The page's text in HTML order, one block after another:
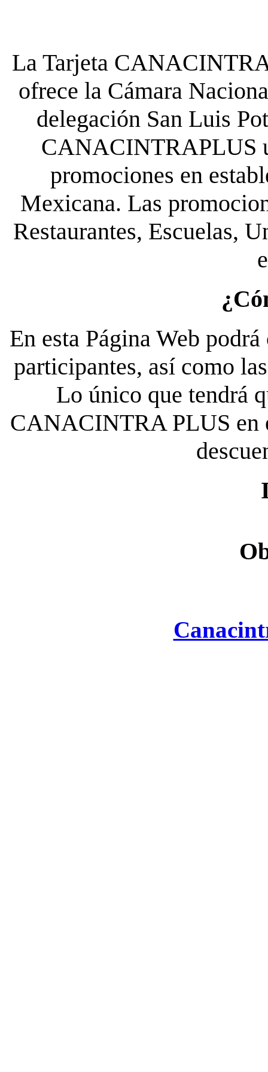
La Tarjeta
ofrece la Cámara
delegación San Luis
CANACINTRAPLUS
promociones en
Mexicana. Las
Restaurantes, Escuelas,
En esta Página Web
participantes, así como
Lo único que tendrá
CANACINTRA PLUS en